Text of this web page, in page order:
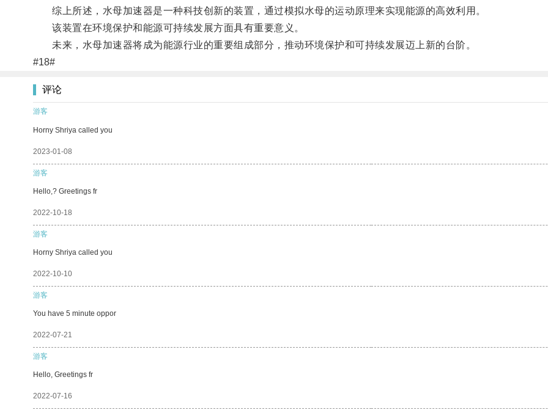
综上所述，水母加速器是一种科技创新的装置，通过模拟水母的运动原理来实现能源的高效利用。
该装置在环境保护和能源可持续发展方面具有重要意义。
未来，水母加速器将成为能源行业的重要组成部分，推动环境保护和可持续发展迈上新的台阶。
#18#
评论
游客
Horny Shriya called you
2023-01-08
游客
Hello,? Greetings fr
2022-10-18
游客
Horny Shriya called you
2022-10-10
游客
You have 5 minute oppor
2022-07-21
游客
Hello, Greetings fr
2022-07-16